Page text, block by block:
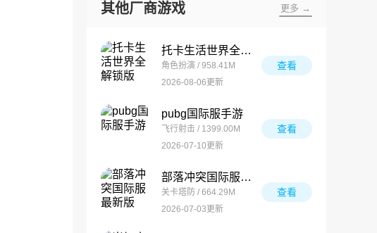
其他厂商游戏 更多 →
托卡生活世界全解锁版
角色扮演 / 958.41M
2026-08-06更新
查看
pubg国际服手游
飞行射击 / 1399.00M
2026-07-10更新
查看
部落冲突国际服最新版
关卡塔防 / 664.29M
2026-07-03更新
查看